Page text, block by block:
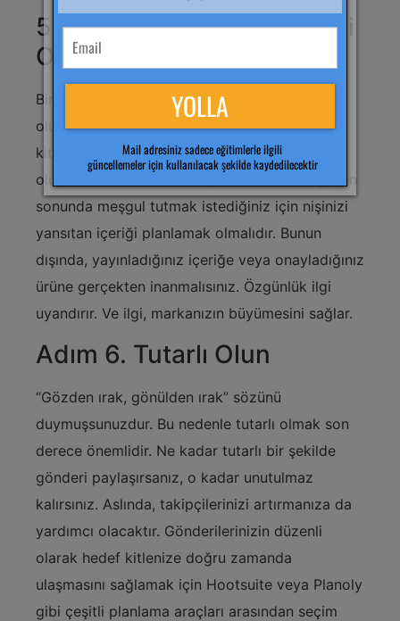
5. Adım: Bir İçerik Stratejisi
Oluşturun ve Özgün Olun
Bir etkileyici olarak büyümek için
oluşturacağınız içeriği planlamalı ve hedef
kitlenizle paylaşmalısınız. Sağlam bir strateji
oluşturun. Bunun bir kısmı, hedef kitlenizi günün
sonunda meşgul tutmak istediğiniz için nişinizi
yansıtan içeriği planlamak olmalıdır. Bunun
dışında, yayınladığınız içeriğe veya onayladığınız
ürüne gerçekten inanmalısınız. Özgünlük ilgi
uyandırır. Ve ilgi, markanızın büyümesini sağlar.
Adım 6. Tutarlı Olun
“Gözden ırak, gönülden ırak” sözünü
duymuşsunuzdur. Bu nedenle tutarlı olmak son
derece önemlidir. Ne kadar tutarlı bir şekilde
gönderi paylaşırsanız, o kadar unutulmaz
kalırsınız. Aslında, takipçilerinizi artırmanıza da
yardımcı olacaktır. Gönderilerinizin düzenli
olarak hedef kitlenize doğru zamanda
ulaşmasını sağlamak için Hootsuite veya Planoly
gibi çeşitli planlama araçları arasından seçim